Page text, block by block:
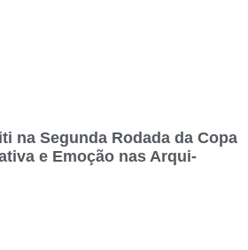
na Segunda Rodada da Copa
e Emoção nas Arqui-